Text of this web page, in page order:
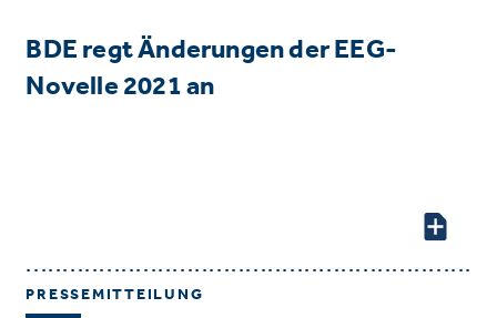
BDE regt Änderungen der EEG-
Novelle 2021 an
PRESSEMITTEILUNG